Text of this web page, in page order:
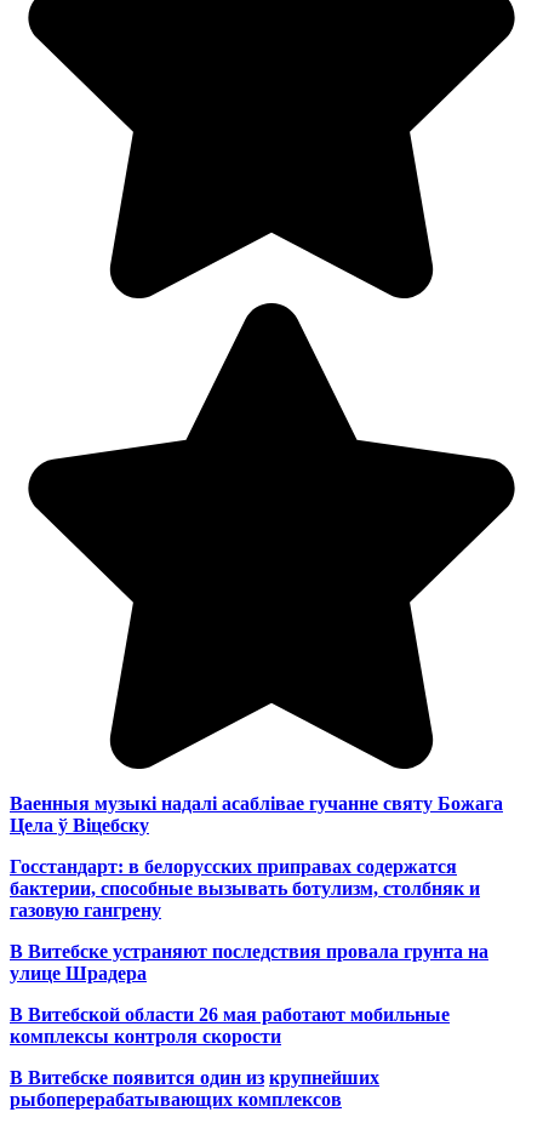
Ваенныя музыкі надалі асаблівае гучанне святу Божага
Цела ў Віцебску
Госстандарт: в белорусских приправах содержатся
бактерии, способные вызывать ботулизм, столбняк и
газовую гангрену
В Витебске устраняют последствия провала грунта на
улице Шрадера
В Витебской области 26 мая работают мобильные
комплексы контроля скорости
В Витебске появится один из крупнейших
рыбоперерабатывающих комплексов